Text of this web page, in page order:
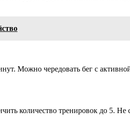
Можно чередовать бег с
количество тренировок до 5.